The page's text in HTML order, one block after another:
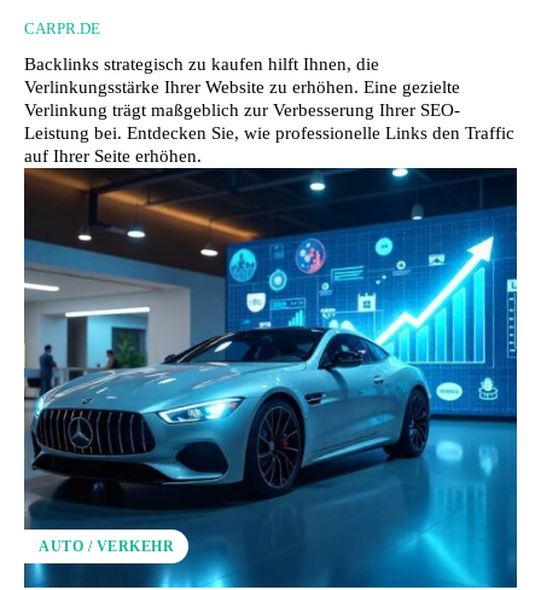
CARPR.DE
Backlinks strategisch zu kaufen hilft Ihnen, die
Verlinkungsstärke Ihrer Website zu erhöhen. Eine gezielte
Verlinkung trägt maßgeblich zur Verbesserung Ihrer SEO-
Leistung bei. Entdecken Sie, wie professionelle Links den Traffic
auf Ihrer Seite erhöhen.
AUTO / VERKEHR